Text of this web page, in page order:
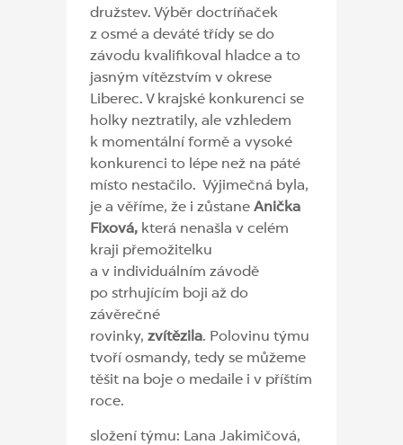
družstev. Výběr doctríňaček
z osmé a deváté třídy se do
závodu kvalifikoval hladce a to
jasným vítězstvím v okrese
Liberec. V krajské konkurenci se
holky neztratily, ale vzhledem
k momentální formě a vysoké
konkurenci to lépe než na páté
místo nestačilo. Výjimečná byla,
je a věříme, že i zůstane Anička
Fixová, která nenašla v celém
kraji přemožitelku
a v individuálním závodě
po strhujícím boji až do
závěrečné
rovinky, zvítězila. Polovinu týmu
tvoří osmandy, tedy se můžeme
těšit na boje o medaile i v příštím
roce.
složení týmu: Lana Jakimičová,